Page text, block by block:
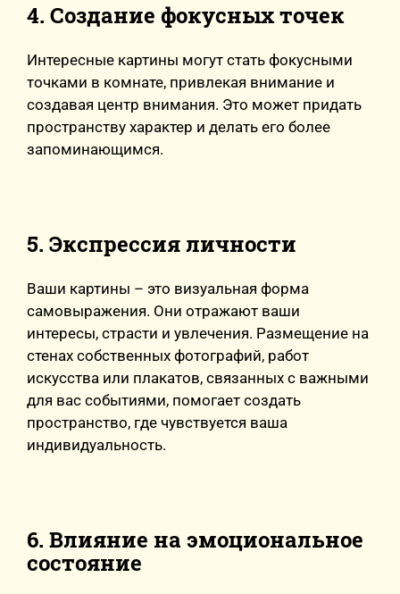
4. Создание фокусных точек
Интересные картины могут стать фокусными
точками в комнате, привлекая внимание и
создавая центр внимания. Это может придать
пространству характер и делать его более
запоминающимся.
5. Экспрессия личности
Ваши картины – это визуальная форма
самовыражения. Они отражают ваши
интересы, страсти и увлечения. Размещение на
стенах собственных фотографий, работ
искусства или плакатов, связанных с важными
для вас событиями, помогает создать
пространство, где чувствуется ваша
индивидуальность.
6. Влияние на эмоциональное
состояние